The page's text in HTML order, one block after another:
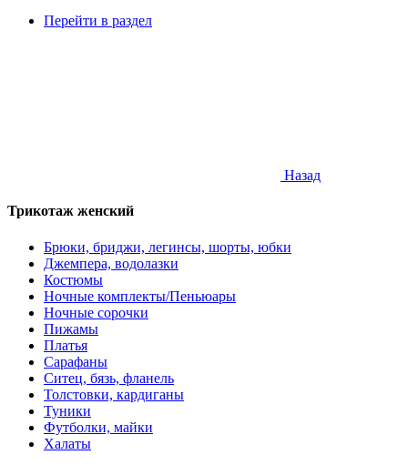
Перейти в раздел
Назад
Трикотаж женский
Брюки, бриджи, легинсы, шорты, юбки
Джемпера, водолазки
Костюмы
Ночные комплекты/Пеньюары
Ночные сорочки
Пижамы
Платья
Сарафаны
Ситец, бязь, фланель
Толстовки, кардиганы
Туники
Футболки, майки
Халаты